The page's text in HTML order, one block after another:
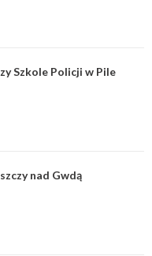
Szkole Policji w Pile
nad Gwdą